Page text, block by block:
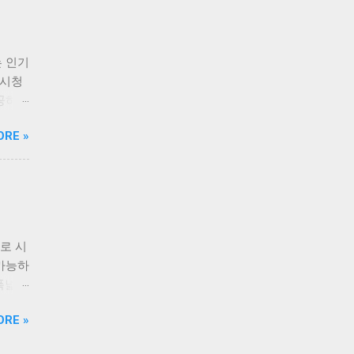
있
기
공되
기
드백
자
을
제
인기
청
하여
습
수
언
다.
라
공하
도
»
시
능하
넓게
하여
»